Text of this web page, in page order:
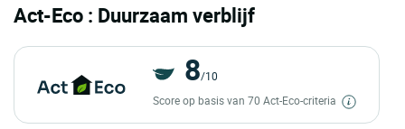
Act-Eco : Duurzaam verblijf
8/10
Score op basis van 70 Act-Eco-criteria